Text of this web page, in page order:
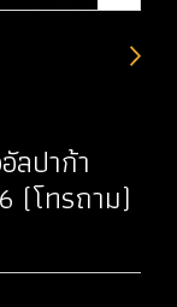
ปาก้า
(โทรถาม)